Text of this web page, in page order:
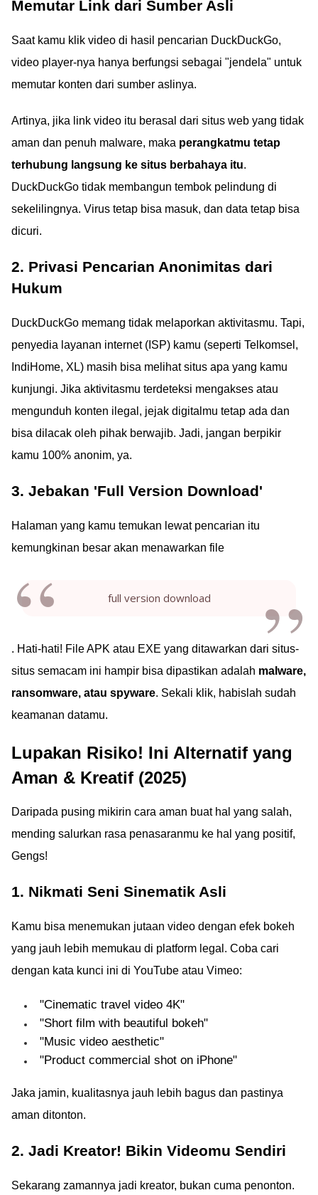
Memutar Link dari Sumber Asli
Saat kamu klik video di hasil pencarian DuckDuckGo,
video player-nya hanya berfungsi sebagai "jendela" untuk
memutar konten dari sumber aslinya.
Artinya, jika link video itu berasal dari situs web yang tidak
aman dan penuh malware, maka perangkatmu tetap
terhubung langsung ke situs berbahaya itu.
DuckDuckGo tidak membangun tembok pelindung di
sekelilingnya. Virus tetap bisa masuk, dan data tetap bisa
dicuri.
2. Privasi Pencarian Anonimitas dari
Hukum
DuckDuckGo memang tidak melaporkan aktivitasmu. Tapi,
penyedia layanan internet (ISP) kamu (seperti Telkomsel,
IndiHome, XL) masih bisa melihat situs apa yang kamu
kunjungi. Jika aktivitasmu terdeteksi mengakses atau
mengunduh konten ilegal, jejak digitalmu tetap ada dan
bisa dilacak oleh pihak berwajib. Jadi, jangan berpikir
kamu 100% anonim, ya.
3. Jebakan 'Full Version Download'
Halaman yang kamu temukan lewat pencarian itu
kemungkinan besar akan menawarkan file
full version download
. Hati-hati! File APK atau EXE yang ditawarkan dari situs-
situs semacam ini hampir bisa dipastikan adalah malware,
ransomware, atau spyware. Sekali klik, habislah sudah
keamanan datamu.
Lupakan Risiko! Ini Alternatif yang
Aman & Kreatif (2025)
Daripada pusing mikirin cara aman buat hal yang salah,
mending salurkan rasa penasaranmu ke hal yang positif,
Gengs!
1. Nikmati Seni Sinematik Asli
Kamu bisa menemukan jutaan video dengan efek bokeh
yang jauh lebih memukau di platform legal. Coba cari
dengan kata kunci ini di YouTube atau Vimeo:
"Cinematic travel video 4K"
"Short film with beautiful bokeh"
"Music video aesthetic"
"Product commercial shot on iPhone"
Jaka jamin, kualitasnya jauh lebih bagus dan pastinya
aman ditonton.
2. Jadi Kreator! Bikin Videomu Sendiri
Sekarang zamannya jadi kreator, bukan cuma penonton.